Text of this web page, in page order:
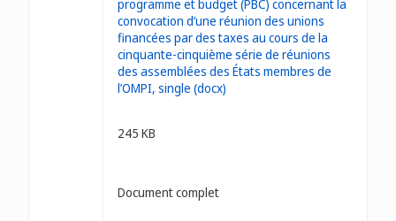
245 KB
Document complet